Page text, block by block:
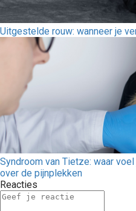
Uitgestelde rouw: wanneer je
Syndroom van Tietze: waar
over de pijnplekken
Reacties